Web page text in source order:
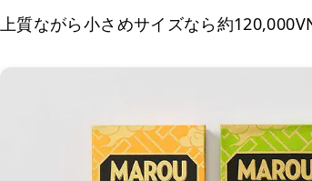
上質ながら小さめサイズなら約